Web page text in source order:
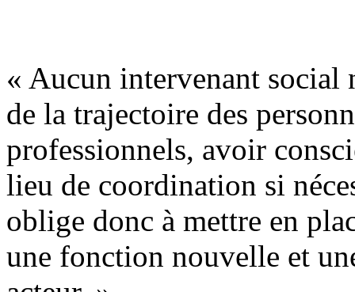
« Aucun intervenant social
de la trajectoire des
professionnels, avoir
lieu de coordination si
oblige donc à mettre en
une fonction nouvelle et